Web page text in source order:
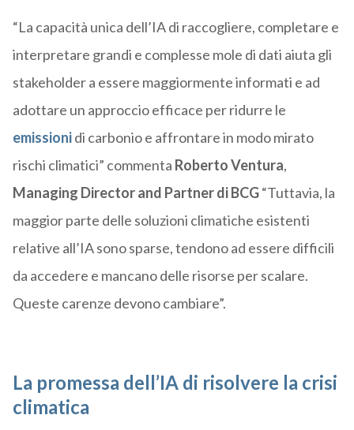
“La capacità unica dell’IA di raccogliere, completare e
interpretare grandi e complesse mole di dati aiuta gli
stakeholder a essere maggiormente informati e ad
adottare un approccio efficace per ridurre le
emissionidi carbonio e affrontare in modo mirato
rischi climatici” commenta Roberto Ventura,
Managing Director and Partner di BCG“Tuttavia, la
maggior parte delle soluzioni climatiche esistenti
relative all’IA sono sparse, tendono ad essere difficili
da accedere e mancano delle risorse per scalare.
Queste carenze devono cambiare”.
La promessa dell’IA di risolvere la crisi
climatica